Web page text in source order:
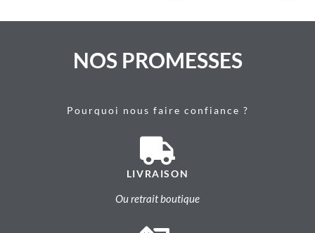
NOS PROMESSES
Pourquoi nous faire confiance ?
LIVRAISON
Ou retrait boutique